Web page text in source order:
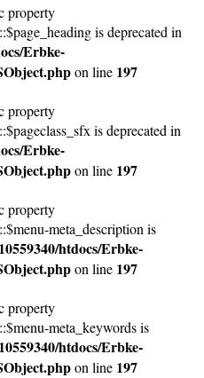
property
is deprecated in
Erbke-
on line 197
property
is deprecated in
Erbke-
on line 197
property
meta_description is
htdocs/Erbke-
on line 197
property
meta_keywords is
htdocs/Erbke-
on line 197